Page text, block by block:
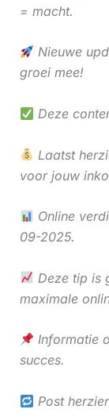
= macht.
Nieuwe
groei mee!
Deze
Laatst
voor jouw
Online
09-2025.
Deze tip is
maximale
Informatie
succes.
Post